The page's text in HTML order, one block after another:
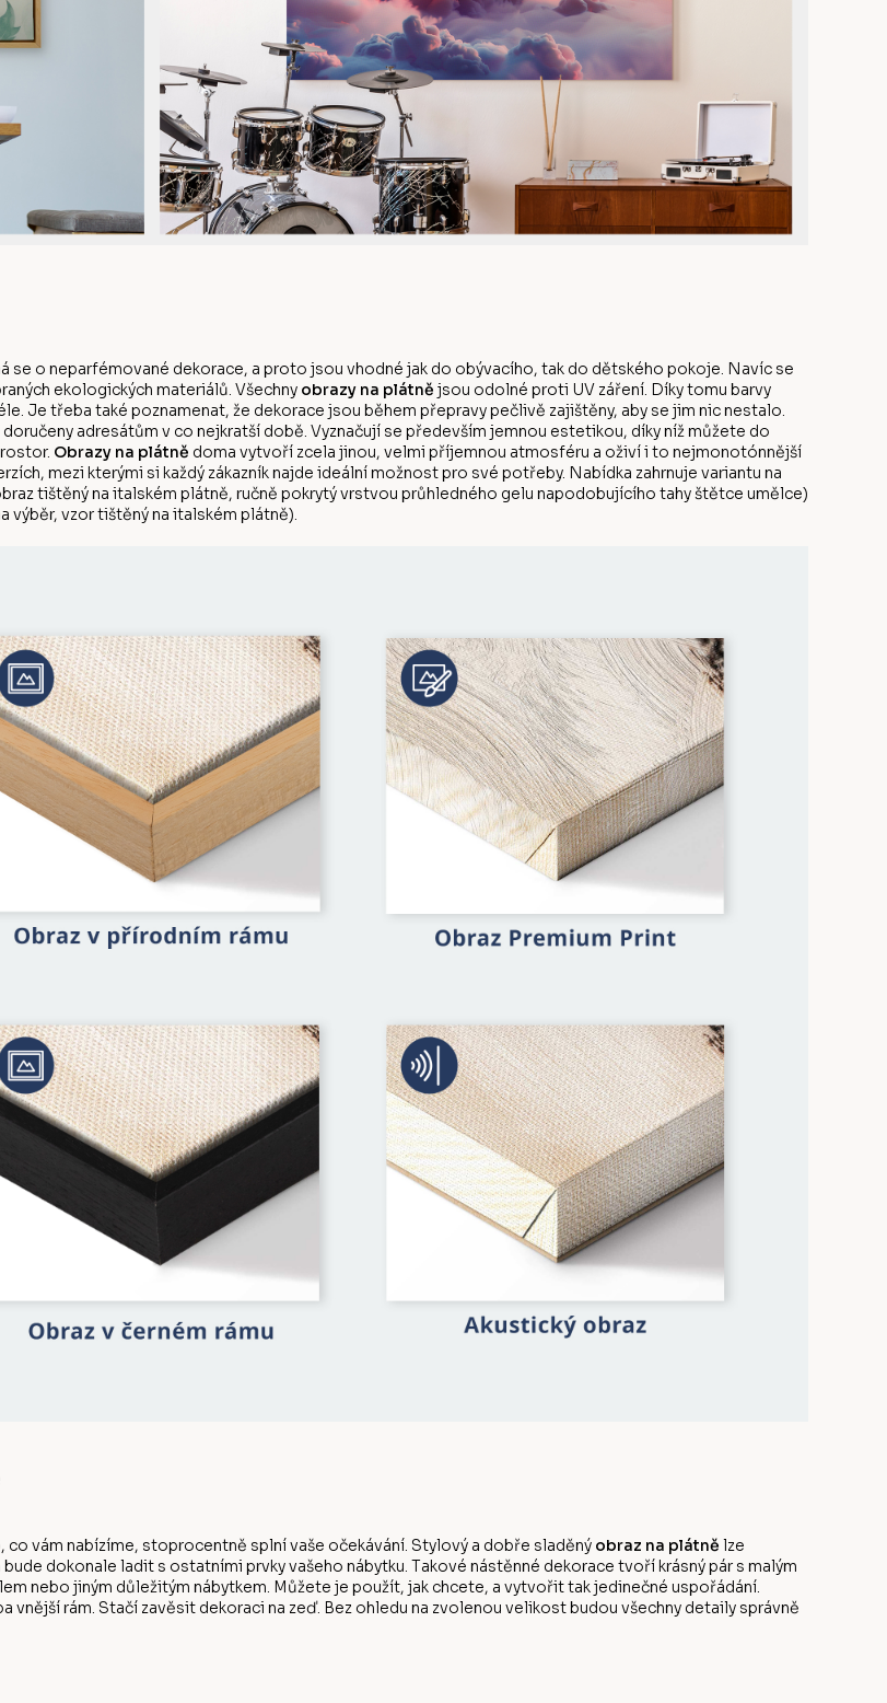
se o neparfémované dekorace, a proto jsou vhodné jak do obývacího, tak do dětského pokoje. Navíc se
ekologických materiálů. Všechny obrazy na plátně jsou odolné proti UV záření. Díky tomu barvy
Je třeba také poznamenat, že dekorace jsou během přepravy pečlivě zajištěny, aby se jim nic nestalo.
adresátům v co nejkratší době. Vyznačují se především jemnou estetikou, díky níž můžete do
Obrazy na plátně doma vytvoří zcela jinou, velmi příjemnou atmosféru a oživí i to nejmonotónnější
mezi kterými si každý zákazník najde ideální možnost pro své potřeby. Nabídka zahrnuje variantu na
tištěný na italském plátně, ručně pokrytý vrstvou průhledného gelu napodobujícího tahy štětce umělce)
výběr, vzor tištěný na italském plátně).
co vám nabízíme, stoprocentně splní vaše očekávání. Stylový a dobře sladěný obraz na plátně lze
dokonale ladit s ostatními prvky vašeho nábytku. Takové nástěnné dekorace tvoří krásný pár s malým
nebo jiným důležitým nábytkem. Můžete je použít, jak chcete, a vytvořit tak jedinečné uspořádání.
vnější rám. Stačí zavěsit dekoraci na zeď. Bez ohledu na zvolenou velikost budou všechny detaily správně